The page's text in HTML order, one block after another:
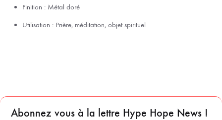
Finition : Métal doré
Utilisation : Prière, méditation, objet spirituel
Abonnez vous à la lettre Hype Hope News !